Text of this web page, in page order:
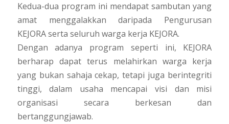
Kedua-dua program ini mendapat sambutan yang
amat menggalakkan daripada Pengurusan
KEJORA serta seluruh warga kerja KEJORA.
Dengan adanya program seperti ini, KEJORA
berharap dapat terus melahirkan warga kerja
yang bukan sahaja cekap, tetapi juga berintegriti
tinggi, dalam usaha mencapai visi dan misi
organisasi secara berkesan dan
bertanggungjawab.